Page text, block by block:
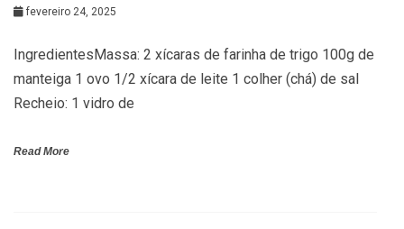
fevereiro 24, 2025
IngredientesMassa: 2 xícaras de farinha de trigo 100g de
manteiga 1 ovo 1/2 xícara de leite 1 colher (chá) de sal
Recheio: 1 vidro de
Read More